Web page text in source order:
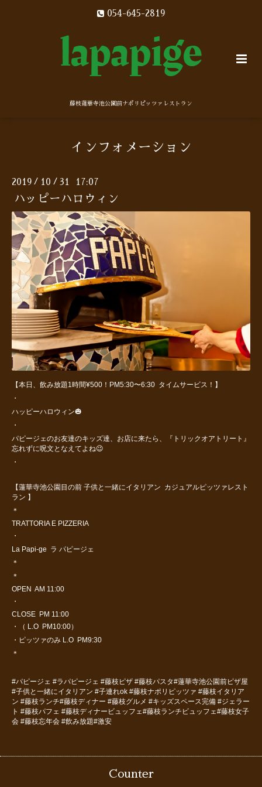
054-645-2819
藤枝蓮華寺池公園前ナポリピッツァレストラン
インフォメーション
2019 / 10 / 31 17:07
ハッピーハロウィン
【本日、飲み放題1時間¥500！PM5:30〜6:30 タイムサービス！】
・
ハッピーハロウィン🎃
・
パピージェのお友達のキッズ達、お店に来たら、『トリックオアトリート』
忘れずに呪文となえてよね😉
・
【蓮華寺池公園目の前 子供と一緒にイタリアン カジュアルピッツァレスト
ラン 】
＊
TRATTORIA E PIZZERIA
・
La Papi-ge ラ パピージェ
＊
＊
OPEN AM 11:00
・
CLOSE PM 11:00
・（ L.O PM10:00）
・ピッツァのみ L.O PM9:30
＊
#パピージェ #ラパピージェ #藤枝ピザ #藤枝パスタ#蓮華寺池公園前ピザ屋
#子供と一緒にイタリアン #子連れok #藤枝ナポリピッツァ #藤枝イタリア
ン #藤枝ランチ#藤枝ディナー #藤枝グルメ #キッズスペース完備 #ジェラー
ト #藤枝パフェ #藤枝ディナービュッフェ#藤枝ランチビュッフェ#藤枝女子
会 #藤枝忘年会 #飲み放題#激安
Counter